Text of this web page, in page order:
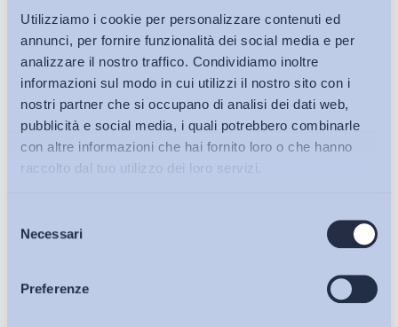
Utilizziamo i cookie per personalizzare contenuti ed
annunci, per fornire funzionalità dei social media e per
analizzare il nostro traffico. Condividiamo inoltre
informazioni sul modo in cui utilizzi il nostro sito con i
nostri partner che si occupano di analisi dei dati web,
pubblicità e social media, i quali potrebbero combinarle
con altre informazioni che hai fornito loro o che hanno
raccolto dal tuo utilizzo dei loro servizi.
delNecessari
Preferenze
Bollettini ADAPT
Articoli